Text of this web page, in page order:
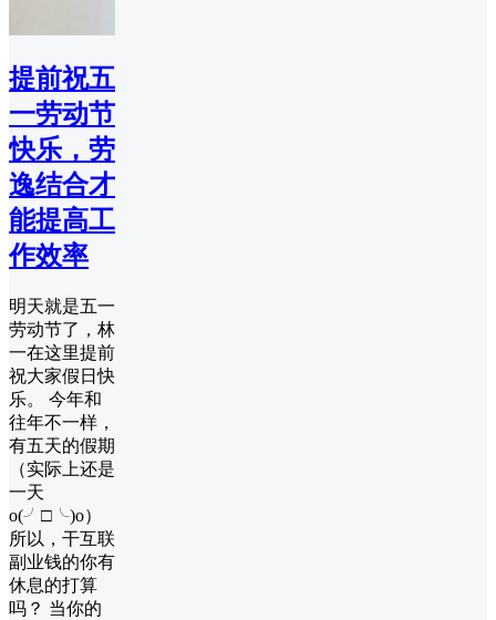
提前祝五
一劳动节
快乐，劳
逸结合才
能提高工
作效率
明天就是五一
劳动节了，林
一在这里提前
祝大家假日快
乐。 今年和
往年不一样，
有五天的假期
（实际上还是
一天
o(╯□╰)o）
所以，干互联
副业钱的你有
休息的打算
吗？ 当你的